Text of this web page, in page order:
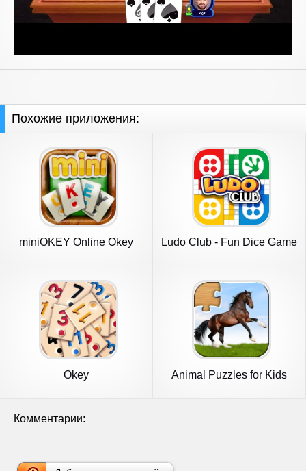
Похожие приложения:
miniOKEY Online Okey
Ludo Club - Fun Dice Game
Okey Animal Puzzles for Kids
Комментарии: